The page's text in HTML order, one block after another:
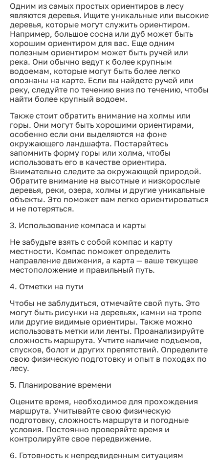
Одним из самых простых ориентиров в лесу
являются деревья. Ищите уникальные или высокие
деревья, которые могут служить ориентиром.
Например, большое сосна или дуб может быть
хорошим ориентиром для вас. Еще одним
полезным ориентиром может быть ручей или
река. Они обычно ведут к более крупным
водоемам, которые могут быть более легко
опознаны на карте. Если вы найдете ручей или
реку, следуйте по течению вниз по течению, чтобы
найти более крупный водоем.
Также стоит обратить внимание на холмы или
горы. Они могут быть хорошими ориентирами,
особенно если они выделяются на фоне
окружающего ландшафта. Постарайтесь
запомнить форму горы или холма, чтобы
использовать его в качестве ориентира.
Внимательно следите за окружающей природой.
Обратите внимание на высотные и низкорослые
деревья, реки, озера, холмы и другие уникальные
объекты. Это поможет вам легко ориентироваться
и не потеряться.
3. Использование компаса и карты
Не забудьте взять с собой компас и карту
местности. Компас поможет определить
направление движения, а карта — ваше текущее
местоположение и правильный путь.
4. Отметки на пути
Чтобы не заблудиться, отмечайте свой путь. Это
могут быть рисунки на деревьях, камни на тропе
или другие видимые ориентиры. Также можно
использовать метки или ленты. Проанализируйте
сложность маршрута. Учтите наличие подъемов,
спусков, болот и других препятствий. Определите
свою физическую подготовку и опыт в походах по
лесу.
5. Планирование времени
Оцените время, необходимое для прохождения
маршрута. Учитывайте свою физическую
подготовку, сложность маршрута и погодные
условия. Постоянно проверяйте время и
контролируйте свое передвижение.
6. Готовность к непредвиденным ситуациям